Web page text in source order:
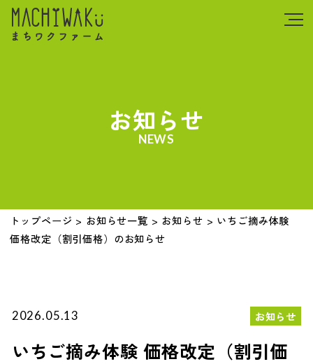
お知らせ
NEWS
トップページ > お知らせ一覧 > お知らせ > いちご摘み体験
価格改定（割引価格）のお知らせ
2026.05.13 お知らせ
いちご摘み体験 価格改定（割引価